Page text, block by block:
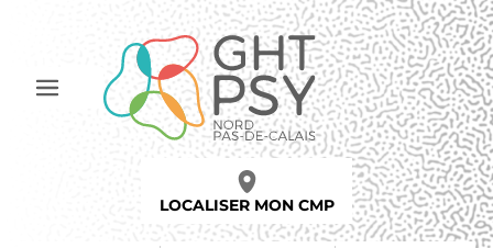
principal
Afficher
LOCALISER MON CMP